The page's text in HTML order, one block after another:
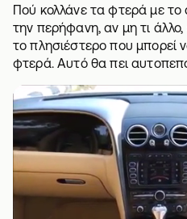
Πού κολλάνε τα φτερά με το
την περήφανη, αν μη τι άλλο,
το πλησιέστερο που μπορεί
φτερά. Αυτό θα πει